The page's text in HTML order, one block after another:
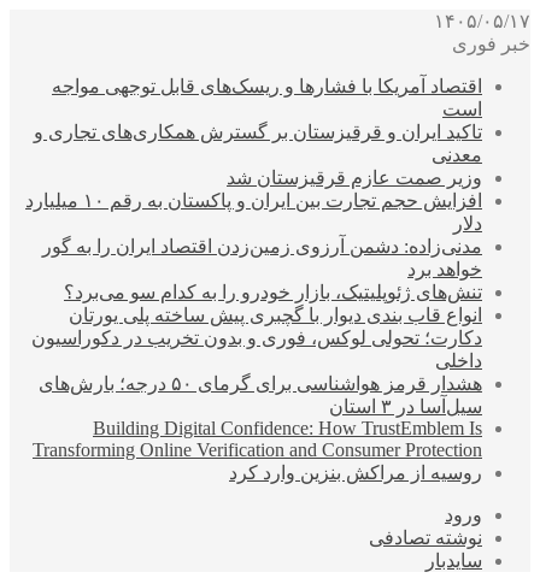
۱۴۰۵/۰۵/۱۷
خبر فوری
اقتصاد آمریکا با فشارها و ریسک‌های قابل توجهی مواجه
است
تاکید ایران و قرقیزستان بر گسترش همکاری‌های تجاری و
معدنی
وزیر صمت عازم قرقیزستان شد
افزایش حجم تجارت بین ایران و پاکستان به رقم ۱۰ میلیارد
دلار
مدنی‌زاده: دشمن آرزوی زمین‌زدن اقتصاد ایران را به گور
خواهد برد
تنش‌های ژئوپلیتیک، بازار خودرو را به کدام سو می‌برد؟
انواع قاب بندی دیوار با گچبری پیش ساخته پلی یورتان
دکارت؛ تحولی لوکس، فوری و بدون تخریب در دکوراسیون
داخلی
هشدار قرمز هواشناسی برای گرمای ۵۰ درجه؛ بارش‌های
سیل‌آسا در ۳ استان
Building Digital Confidence: How TrustEmblem Is
Transforming Online Verification and Consumer Protection
روسیه از مراکش بنزین وارد کرد
ورود
نوشته تصادفی
سایدبار